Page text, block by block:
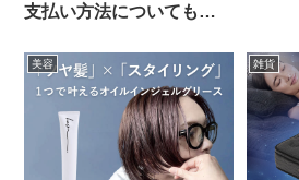
支払い方法についても紹
美容 雑貨